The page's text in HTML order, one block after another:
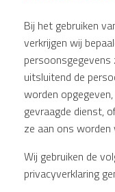
Bij het gebruiken
verkrijgen wij
persoonsgegevens
uitsluitend de
worden
gevraagde dienst,
ze aan ons
Wij gebruiken de
privacyverklaring